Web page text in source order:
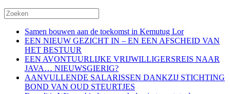
Samen bouwen aan de toekomst in Kemutug Lor
EEN NIEUW GEZICHT IN – EN EEN AFSCHEID VAN
HET BESTUUR
EEN AVONTUURLIJKE VRIJWILLIGERSREIS NAAR
JAVA… NIEUWSGIERIG?
AANVULLENDE SALARISSEN DANKZIJ STICHTING
BOND VAN OUD STEURTJES